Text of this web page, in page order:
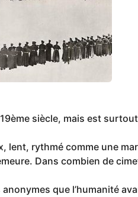
siècle, mais est
lent, rythmé comme une
Dans combien de
que l’humanité